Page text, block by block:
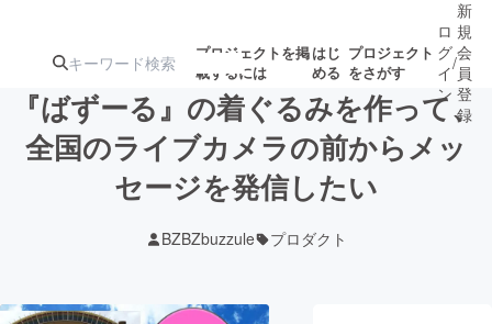
プロジェクトを掲
載するには
はじ
める
プロジェクト
をさがす
注目のリ 注目の新着プロ募集終了が近いプ
ロ
グ
イ
ン
/
新
規
会
員
登
録
『ばずーる』の着ぐるみを作って、
全国のライブカメラの前からメッ
セージを発信したい
BZBZbuzzule プロダクト